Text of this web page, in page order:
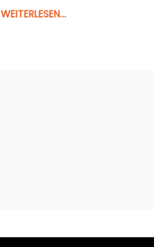
Auswahl helfen und wie Sie
WEITERLESEN...